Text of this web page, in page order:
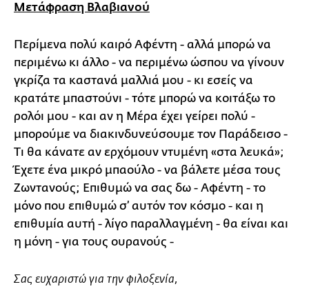
Μετάφραση Βλαβιανού
Περίμενα πολύ καιρό Αφέντη - αλλά μπορώ να
περιμένω κι άλλο - να περιμένω ώσπου να γίνουν
γκρίζα τα καστανά μαλλιά μου - κι εσείς να
κρατάτε μπαστούνι - τότε μπορώ να κοιτάξω το
ρολόι μου - και αν η Μέρα έχει γείρει πολύ -
μπορούμε να διακινδυνεύσουμε τον Παράδεισο -
Τι θα κάνατε αν ερχόμουν ντυμένη «στα λευκά»;
Έχετε ένα μικρό μπαούλο - να βάλετε μέσα τους
Ζωντανούς; Επιθυμώ να σας δω - Αφέντη - το
μόνο που επιθυμώ σ’ αυτόν τον κόσμο - και η
επιθυμία αυτή - λίγο παραλλαγμένη - θα είναι και
η μόνη - για τους ουρανούς -
Σας ευχαριστώ για την φιλοξενία,